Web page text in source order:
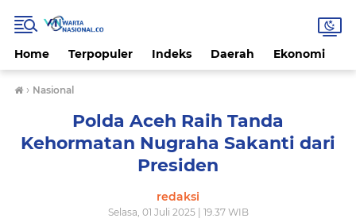
Home Terpopuler Indeks Daerah Ekonomi
› Nasional
Polda Aceh Raih Tanda
Kehormatan Nugraha Sakanti dari
Presiden
redaksi
Selasa, 01 Juli 2025 | 19.37 WIB